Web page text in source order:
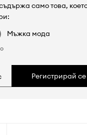
само това,
Мъжка мода
Регистрирай се